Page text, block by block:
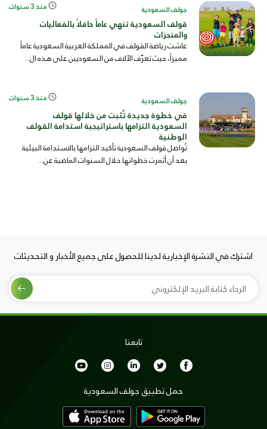
جولف السعودية منذ 3 سنوات
قولف السعودية تنهي عاماً حافلاً بالفعاليات
والمنجزات
عاشت رياضة القولف في المملكة العربية السعودية عاماً
مميزاً، حيث تعرّف الآلاف من السعوديين على هذه ال...
جولف السعودية منذ 3 سنوات
في خطوة جديدة تُثبت من خلالها قولف
السعودية التزامها باستراتيجية استدامة القولف
الوطنية
تُواصل قولف السعودية تأكيد التزامها بالاستدامة البيئية
بعد أن أثمرت خطواتها خلال السنوات الماضية عن...
اشترك في النشرة الإخبارية لدينا للحصول على جميع الأخبار و التحديثات
تابعنا
حمل تطبيق جولف السعودية